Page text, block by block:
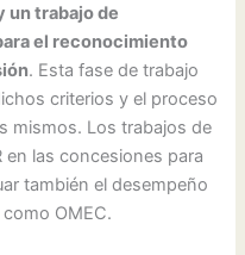
un trabajo de
el reconocimiento
. Esta fase de trabajo
criterios y el proceso
mismos. Los trabajos de
en las concesiones para
también el desempeño
OMEC.